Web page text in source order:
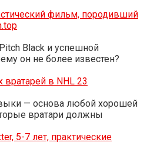
фильм, породивший
Black и успешной
он не более известен?
в NHL 23
— основа любой хорошей
вратари должны
5-7 лет, практические